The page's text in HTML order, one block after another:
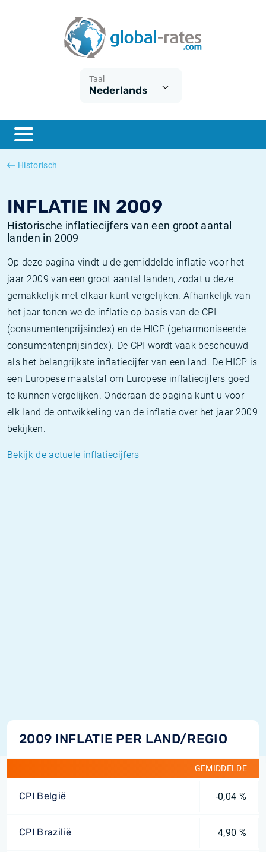
Taal
Nederlands
Historisch
INFLATIE IN 2009
Historische inflatiecijfers van een groot aantal
landen in 2009
Op deze pagina vindt u de gemiddelde inflatie voor het
jaar 2009 van een groot aantal landen, zodat u deze
gemakkelijk met elkaar kunt vergelijken. Afhankelijk van
het jaar tonen we de inflatie op basis van de CPI
(consumentenprijsindex) en de HICP (geharmoniseerde
consumentenprijsindex). De CPI wordt vaak beschouwd
als het belangrijkste inflatiecijfer van een land. De HICP is
een Europese maatstaf om Europese inflatiecijfers goed
te kunnen vergelijken. Onderaan de pagina kunt u voor
elk land de ontwikkeling van de inflatie over het jaar 2009
bekijken.
Bekijk de actuele inflatiecijfers
2009 INFLATIE PER LAND/REGIO
GEMIDDELDE
CPI België -0,04 %
CPI Brazilië 4,90 %
ESTER
SONIA
Wat is CPI inflatie?
Wat is HICP inflatie?
Nederlandse inflatie - CPI
Amerikaanse inflatie - CPI
Euribor historie
SOFR historie
TONAR historie
Inflatiecalculator